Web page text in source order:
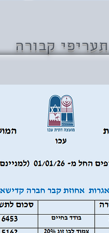
תעריפי קבורה